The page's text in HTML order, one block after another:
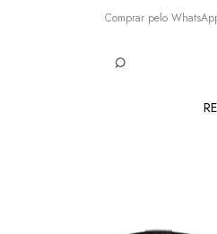
Comprar pelo